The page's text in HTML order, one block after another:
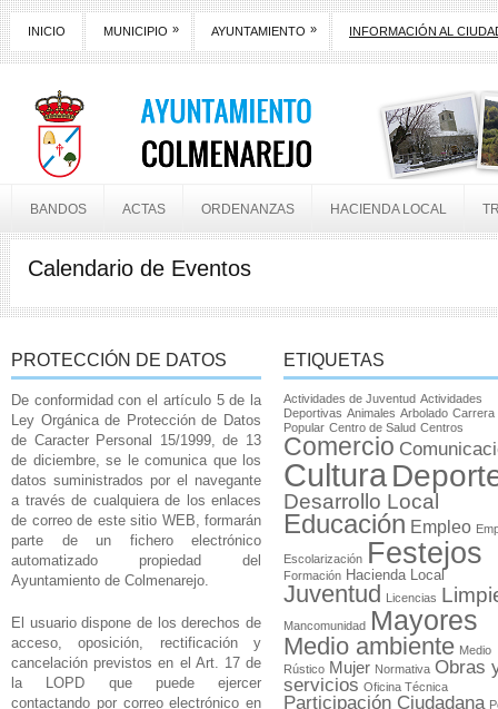
INICIO MUNICIPIO » AYUNTAMIENTO » INFORMACIÓN AL
BANDOS ACTAS ORDENANZAS HACIENDA LOCAL
Calendario de Eventos
PROTECCIÓN DE DATOS
De conformidad con el artículo 5 de la
Ley Orgánica de Protección de Datos
de Caracter Personal 15/1999, de 13
de diciembre, se le comunica que los
datos suministrados por el navegante
a través de cualquiera de los enlaces
de correo de este sitio WEB, formarán
parte de un fichero electrónico
automatizado propiedad del
Ayuntamiento de Colmenarejo.
El usuario dispone de los derechos de
acceso, oposición, rectificación y
cancelación previstos en el Art. 17 de
la LOPD que puede ejercer
contactando por correo electrónico en
ETIQUETAS
Actividades de Juventud Actividades
Deportivas Animales Arbolado Carrera
Popular Centro de Salud Centros
Comercio
Cultura
Desarrollo Local
Educación Empleo
Escolarización Festejos
Formación Hacienda Local
Juventud Licencias
Mancomunidad Mayores
Medio ambiente Medio
Rústico Mujer Normativa Obras
servicios Oficina Técnica
Participación Ciudadana